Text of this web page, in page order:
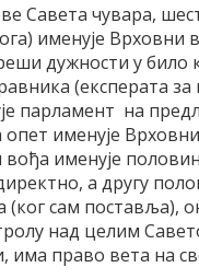
Савета чувара,
именује Врховни
дужности у било
(експерата за
парламент на
опет именује
именује
а другу
(ког сам поставља),
над целим
има право вета на